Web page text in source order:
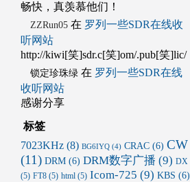
畅快，真羡慕他们！
ZZRun05在 罗列一些SDR在线收
听网站
http://kiwi[笑]sdr.c[笑]om/.pub[笑]lic/
锁定珍珠绿在 罗列一些SDR在线
收听网站
感谢分享
标签
7023KHz(8) BG6IYQ(4) CRAC(6) CW
(11) DRM(6) DRM数字广播 (9) DX
(5) FT8(5) html(5) Icom-725 (9) KBS (6)